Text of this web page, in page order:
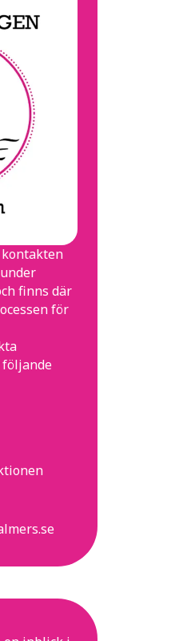
finns där
för
följande